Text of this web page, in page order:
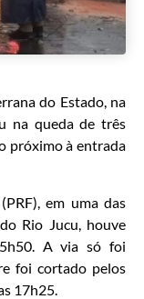
do Estado, na
na queda de três
próximo à entrada
em uma das
Rio Jucu, houve
A via só foi
foi cortado pelos
17h25.